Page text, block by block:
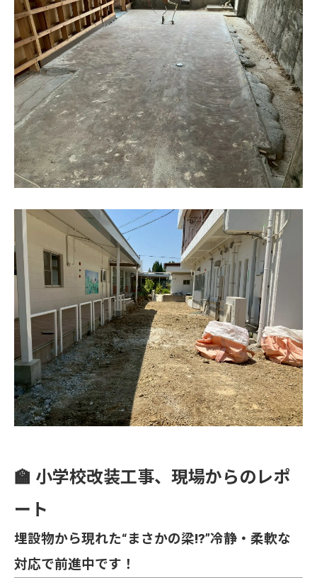
🏫 小学校改装工事、現場からのレポ
ート
埋設物から現れた“まさかの梁!?”冷静・柔軟な
対応で前進中です！